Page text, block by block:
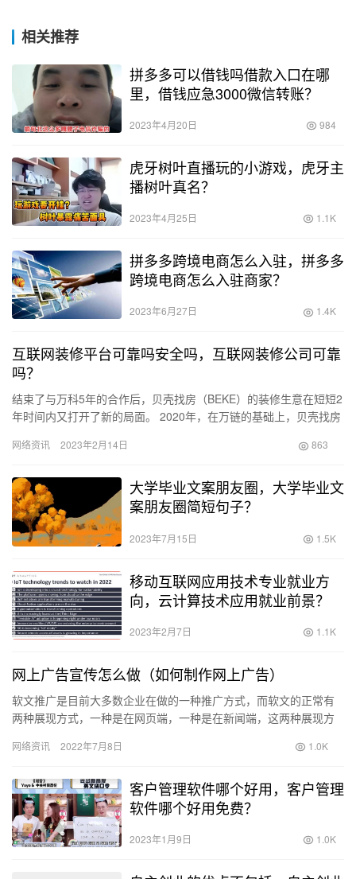
相关推荐
拼多多可以借钱吗借款入口在哪
里，借钱应急3000微信转账？
2023年4月20日 984
虎牙树叶直播玩的小游戏，虎牙主
播树叶真名？
2023年4月25日 1.1K
拼多多跨境电商怎么入驻，拼多多
跨境电商怎么入驻商家？
2023年6月27日 1.4K
互联网装修平台可靠吗安全吗，互联网装修公司可靠
吗？
结束了与万科5年的合作后，贝壳找房（BEKE）的装修生意在短短2
年时间内又打开了新的局面。 2020年，在万链的基础上，贝壳找房
网络资讯 2023年2月14日 863
大学毕业文案朋友圈，大学毕业文
案朋友圈简短句子？
2023年7月15日 1.5K
移动互联网应用技术专业就业方
向，云计算技术应用就业前景？
2023年2月7日 1.1K
网上广告宣传怎么做（如何制作网上广告）
软文推广是目前大多数企业在做的一种推广方式，而软文的正常有
两种展现方式，一种是在网页端，一种是在新闻端，这两种展现方
新闻端…
网络资讯 2022年7月8日 1.0K
客户管理软件哪个好用，客户管理
软件哪个好用免费？
2023年1月9日 1.0K